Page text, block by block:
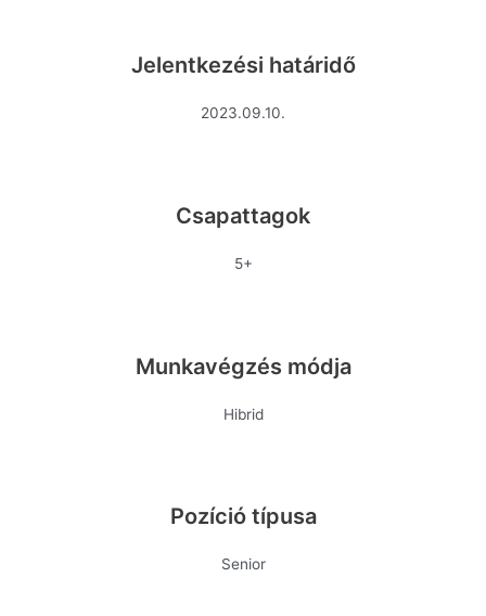
Jelentkezési határidő
2023.09.10.
Csapattagok
5+
Munkavégzés módja
Hibrid
Pozíció típusa
Senior